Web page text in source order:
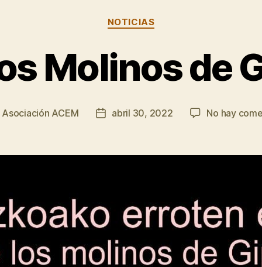
Categorías
NOTICIAS
Molinos de
Asociación ACEM
Fecha
entrada
abril 30, 2022 No hay